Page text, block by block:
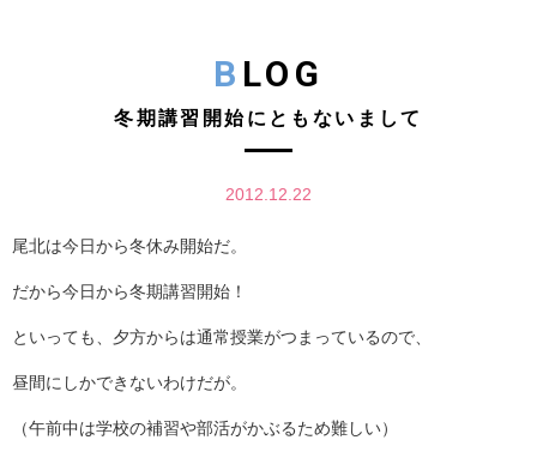
BLOG
冬期講習開始にともないまして
2012.12.22
尾北は今日から冬休み開始だ。
だから今日から冬期講習開始！
といっても、夕方からは通常授業がつまっているので、
昼間にしかできないわけだが。
（午前中は学校の補習や部活がかぶるため難しい）